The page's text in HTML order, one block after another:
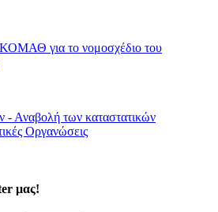
για το νομοσχέδιο του
Αναβολή των καταστατικών
Οργανώσεις
μας!